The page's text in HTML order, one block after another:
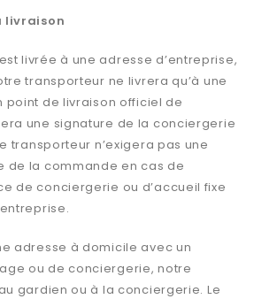
livraison
livrée à une adresse d’entreprise,
transporteur ne livrera qu’à une
point de livraison officiel de
une signature de la conciergerie
transporteur n’exigera pas une
de la commande en cas de
de conciergerie ou d’accueil fixe
adresse à domicile avec un
ou de conciergerie, notre
gardien ou à la conciergerie. Le